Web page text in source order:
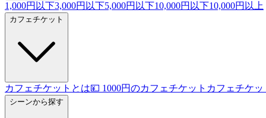
1,000円以下3,000円以下5,000円以下10,000円以下10,000円以上
カフェチケット
カフェチケットとは💴 1000円のカフェチケット カフェチケ
シーンから探す